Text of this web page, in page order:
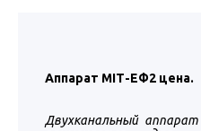
Аппарат МІТ-ЕФ2 цена.
Двухканальный